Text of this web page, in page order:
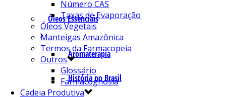
Óleos Essenciais
Aromaterapia
História no Brasil
Número CAS
Taxas de Evaporação
Óleos Vegetais
Manteigas Amazônica
Termos da Farmacopeia
Outros
Glossário
Farmacognosia
Cadeia Produtiva